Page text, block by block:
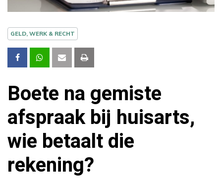
GELD, WERK & RECHT
Boete na gemiste
afspraak bij huisarts,
wie betaalt die
rekening?